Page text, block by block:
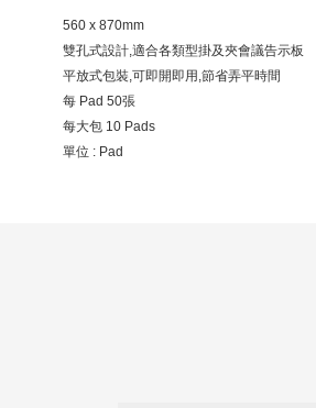
560 x 870mm
雙孔式設計,適合各類型掛及夾會議告示板
平放式包裝,可即開即用,節省弄平時間
每 Pad 50張
每大包 10 Pads
單位 : Pad